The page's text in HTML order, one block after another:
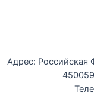
Адрес: Российская